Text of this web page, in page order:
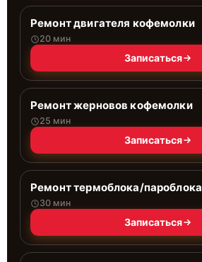
Ремонт двигателя кофемолки
20 мин
Записаться
Ремонт жерновов кофемолки
25 мин
Записаться
Ремонт термоблока/пароблока
30 мин
Записаться